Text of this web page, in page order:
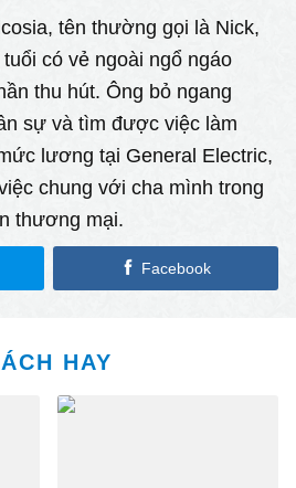
tên thường gọi là Nick,
có vẻ ngoài ngổ ngáo
thu hút. Ông bỏ ngang
sự và tìm được việc làm
lương tại General Electric,
chung với cha mình trong
thương mại.
Facebook
HAY